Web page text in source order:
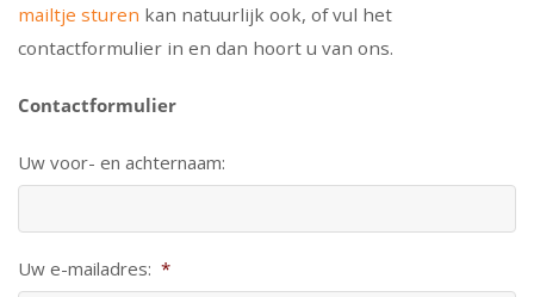
mailtje sturen kan natuurlijk ook, of vul het
contactformulier in en dan hoort u van ons.
Contactformulier
Uw voor- en achternaam:
Uw e-mailadres: *